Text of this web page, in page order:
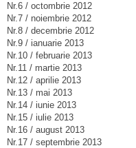
Nr.6 / octombrie 2012
Nr.7 / noiembrie 2012
Nr.8 / decembrie 2012
Nr.9 / ianuarie 2013
Nr.10 / februarie 2013
Nr.11 / martie 2013
Nr.12 / aprilie 2013
Nr.13 / mai 2013
Nr.14 / iunie 2013
Nr.15 / iulie 2013
Nr.16 / august 2013
Nr.17 / septembrie 2013